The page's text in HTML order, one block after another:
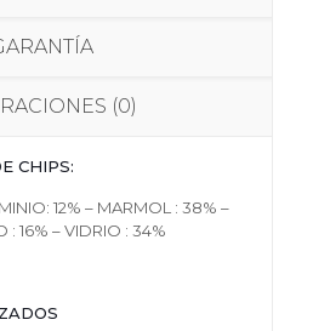
(0)
CHIPS:
O: 12% – MARMOL : 38% –
: 16% –VIDRIO : 34%